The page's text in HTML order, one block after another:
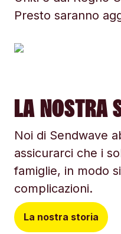
Presto saranno
LA NOSTRA
Noi di Sendwave
assicurarci che i
famiglie, in modo
complicazioni.
La nostra storia